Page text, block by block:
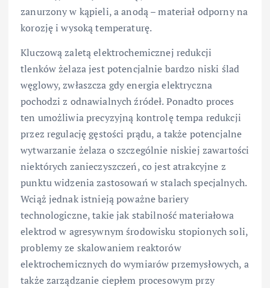
zanurzony w kąpieli, a anodą – materiał odporny na
korozję i wysoką temperaturę.
Kluczową zaletą elektrochemicznej redukcji
tlenków żelaza jest potencjalnie bardzo niski ślad
węglowy, zwłaszcza gdy energia elektryczna
pochodzi z odnawialnych źródeł. Ponadto proces
ten umożliwia precyzyjną kontrolę tempa redukcji
przez regulację gęstości prądu, a także potencjalne
wytwarzanie żelaza o szczególnie niskiej zawartości
niektórych zanieczyszczeń, co jest atrakcyjne z
punktu widzenia zastosowań w stalach specjalnych.
Wciąż jednak istnieją poważne bariery
technologiczne, takie jak stabilność materiałowa
elektrod w agresywnym środowisku stopionych soli,
problemy ze skalowaniem reaktorów
elektrochemicznych do wymiarów przemysłowych, a
także zarządzanie ciepłem procesowym przy